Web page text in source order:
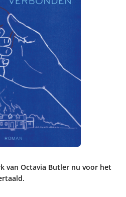
van Octavia Butler nu voor het